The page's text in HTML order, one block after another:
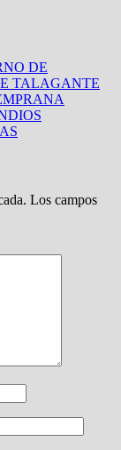
DE
TALAGANTE
Los campos